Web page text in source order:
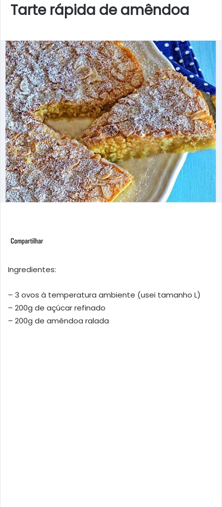
Tarte rápida de amêndoa
Ingredientes:
– 3 ovos à temperatura ambiente (usei tamanho L)
– 200g de açúcar refinado
– 200g de amêndoa ralada